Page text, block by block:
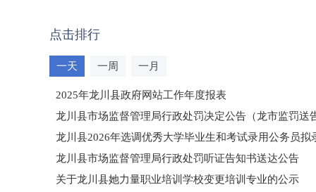
点击排行
一天 一周 一月
2025年龙川县政府网站工作年度报表
龙川县市场监督管理局行政处罚决定公告（龙市监罚送
龙川县2026年选调优秀大学毕业生和考试录用公务员拟
龙川县市场监督管理局行政处罚听证告知书送达公告
（龙市监罚送告〔2026〕71号）
关于龙川县她力量职业培训学校变更培训专业的公示